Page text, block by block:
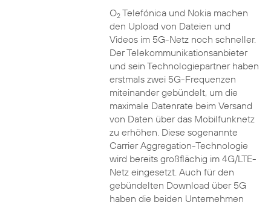
O2Telefónica und Nokia machen
den Upload von Dateien und
Videos im 5G-Netz noch schneller.
Der Telekommunikationsanbieter
und sein Technologiepartner haben
erstmals zwei 5G-Frequenzen
miteinander gebündelt, um die
maximale Datenrate beim Versand
von Daten über das Mobilfunknetz
zu erhöhen. Diese sogenannte
Carrier Aggregation-Technologie
wird bereits großflächig im 4G/LTE-
Netz eingesetzt. Auch für den
gebündelten Download über 5G
haben die beiden Unternehmen